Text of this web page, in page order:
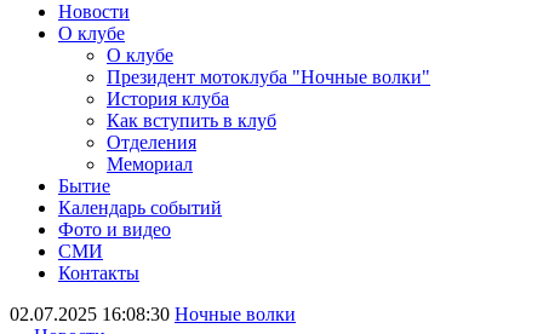
Новости
О клубе
О клубе
Президент мотоклуба "Ночные волки"
История клуба
Как вступить в клуб
Отделения
Мемориал
Бытие
Календарь событий
Фото и видео
СМИ
Контакты
02.07.2025 16:08:30 Ночные волки